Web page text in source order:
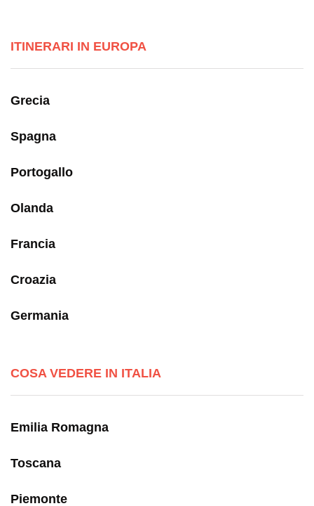
ITINERARI IN EUROPA
Grecia
Spagna
Portogallo
Olanda
Francia
Croazia
Germania
COSA VEDERE IN ITALIA
Emilia Romagna
Toscana
Piemonte